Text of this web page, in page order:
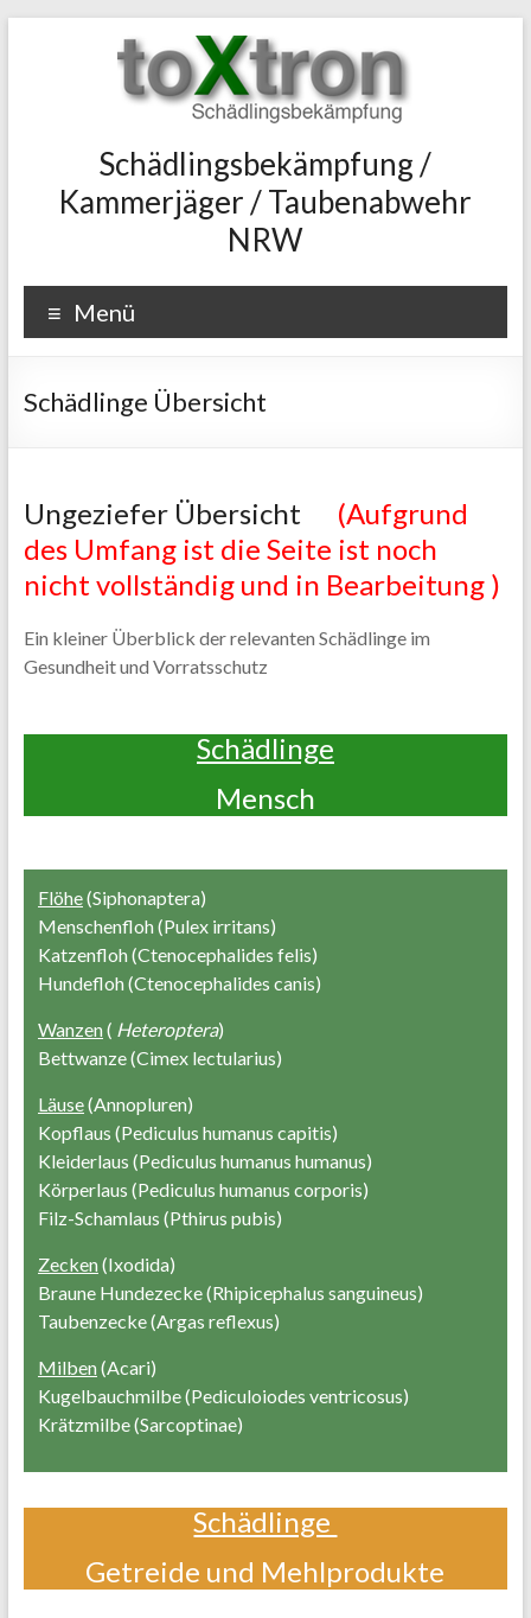
toxtron
Oberhausen
Kammerjäger
Schädlingsbekämpfung
Taubenvergrämung,
Schädlingsbekämpfung,
Kammerjäger
Wespen
NRW
Schädlingsbekämpfung /
Kammerjäger / Taubenabwehr
NRW
Menü
Schädlinge Übersicht
Ungeziefer Übersicht
(Aufgrund
des Umfang ist die Seite ist noch
nicht vollständig und in Bearbeitung )
Ein kleiner Überblick der relevanten Schädlinge im
Gesundheit und Vorratsschutz
Schädlinge
Mensch
Flöhe(Siphonaptera)
Menschenfloh (Pulex irritans)
Katzenfloh (Ctenocephalides felis)
Hundefloh (Ctenocephalides canis)
Wanzen ( Heteroptera)
Bettwanze (Cimex lectularius)
Läuse(Annopluren)
Kopflaus (Pediculus humanus capitis)
Kleiderlaus (Pediculus humanus humanus)
Körperlaus (Pediculus humanus corporis)
Filz-Schamlaus (Pthirus pubis)
Zecken (Ixodida)
Braune Hundezecke (Rhipicephalus sanguineus)
Taubenzecke (Argas reflexus)
Milben (Acari)
Kugelbauchmilbe (Pediculoiodes ventricosus)
Krätzmilbe (Sarcoptinae)
Schädlinge
Getreide und Mehlprodukte